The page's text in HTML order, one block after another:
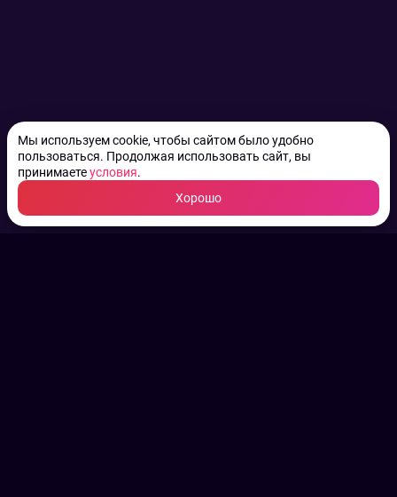
Мы используем cookie, чтобы сайтом было удобно
пользоваться. Продолжая использовать сайт, вы
принимаетеусловия.
Хорошо